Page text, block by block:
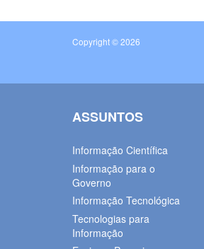
Copyright © 2026
ASSUNTOS
Informação Científica
Informação para o
Governo
Informação Tecnológica
Tecnologias para
Informação